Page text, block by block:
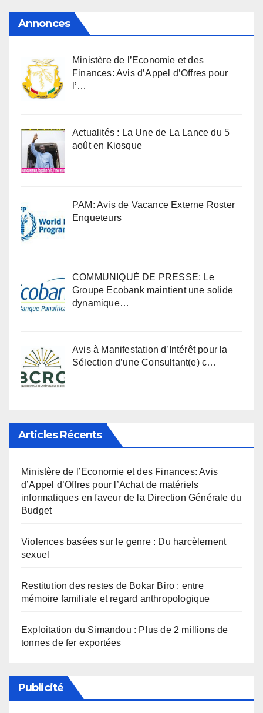
Annonces
Ministère de l’Economie et des
Finances: Avis d’Appel d’Offres pour
l’…
Actualités : La Une de La Lance du 5
août en Kiosque
PAM: Avis de Vacance Externe Roster
Enqueteurs
COMMUNIQUÉ DE PRESSE: Le
Groupe Ecobank maintient une solide
dynamique…
Avis à Manifestation d’Intérêt pour la
Sélection d’une Consultant(e) c…
Articles Récents
Ministère de l’Economie et des Finances: Avis
d’Appel d’Offres pour l’Achat de matériels
informatiques en faveur de la Direction Générale du
Budget
Violences basées sur le genre : Du harcèlement
sexuel
Restitution des restes de Bokar Biro : entre
mémoire familiale et regard anthropologique
Exploitation du Simandou : Plus de 2 millions de
tonnes de fer exportées
Publicité